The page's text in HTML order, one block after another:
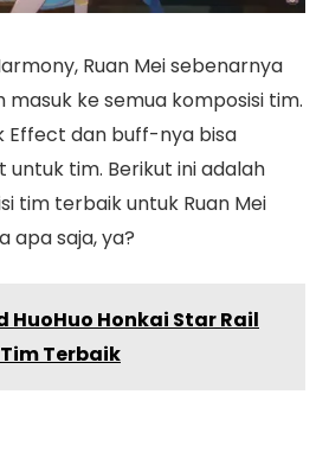
Ruan Mei sebenarnya
masuk ke semua komposisi tim.
Effect dan buff-nya bisa
tim. Berikut ini adalah
tim terbaik untuk Ruan Mei
apa saja, ya?
HuoHuo Honkai Star Rail
Terbaik